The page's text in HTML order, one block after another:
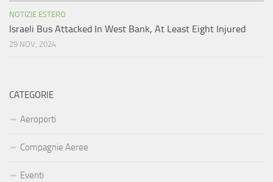
NOTIZIE ESTERO
Israeli Bus Attacked In West Bank, At Least Eight Injured
29 NOV, 2024
CATEGORIE
Aeroporti
Compagnie Aeree
Eventi